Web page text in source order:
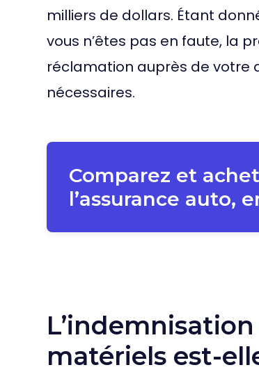
milliers de dollars. Étant
vous n’êtes pas en faute, la
réclamation auprès de votre
nécessaires.
Comparez et
l’assurance auto,
matériels est-